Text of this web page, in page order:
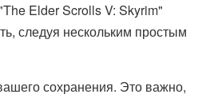
Elder Scrolls V: Skyrim"
следуя нескольким простым
сохранения. Это важно,